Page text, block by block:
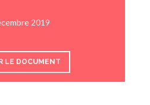
2019
LE DOCUMENT